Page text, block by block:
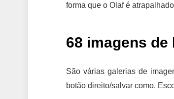
forma que o Olaf é
68 imagens de
São várias galerias de
botão direito/salvar como.